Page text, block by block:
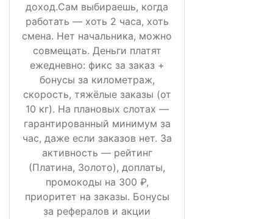
доход.Сам выбираешь, когда
работать — хоть 2 часа, хоть
смена. Нет начальника, можно
совмещать. Деньги платят
ежедневно: фикс за заказ +
бонусы за километраж,
скорость, тяжёлые заказы (от
10 кг). На плановых слотах —
гарантированный минимум за
час, даже если заказов нет. За
активность — рейтинг
(Платина, Золото), доплаты,
промокоды на 300 ₽,
приоритет на заказы. Бонусы
за рефералов и акции